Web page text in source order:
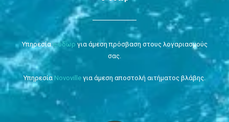
Υπηρεσίαe-ύδωρ για άμεση πρόσβαση στους λογαριασμούς
σας.
Υπηρεσία Novoville για άμεση αποστολή αιτήματος βλάβης.